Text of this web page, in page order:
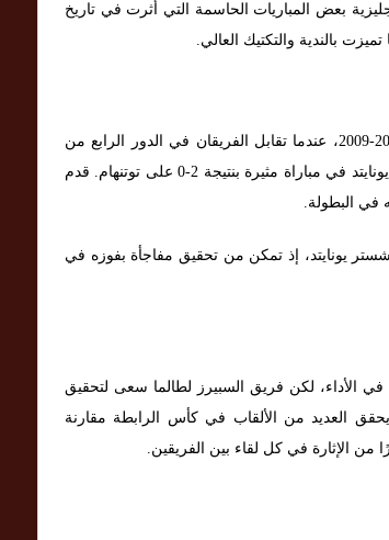
بعض المباريات الحاسمة التي أثرت في تاريخ
بالندية والتكتيك العالي.
أحد أبرز اللقاءات بين الفريقين في كأس الرابطة كان في موسم 2008-2009، عندما تقابل الفريقان في الدور الرابع من
البطولة. في تلك المباراة، كانت حماسية للغاية وانتهت بفوز مانشستر يونايتد في مباراة مثيرة بنتيجة 2-0 على توتنهام. قدم
في البطولة.
يونايتد، إذ تمكن من تحقيق مفاجأة بفوزه في
في الأداء، لكن فريق السبيرز لطالما سعى لتحقيق
العديد من الألقاب في كأس الرابطة مقارنة
من الإثارة في كل لقاء بين الفريقين.